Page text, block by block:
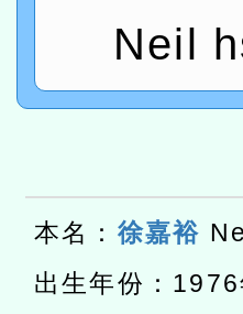
研習實施
臺北學
班」招生
轉知有關
共融平
教育部
擴大為「
措施，延
研究院辦
位及節水
115年8月
市孔廟祈
航」
2026年桃
「2026桃
Neil
本名： 徐嘉裕
出生年份：1976